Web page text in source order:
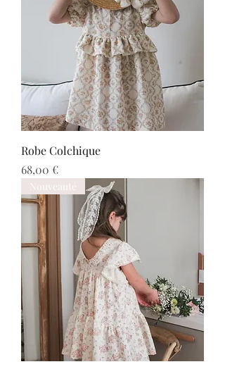
Robe Colchique
Prix
68,00 €
Nouveauté